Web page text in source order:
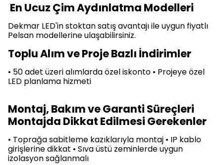
En Ucuz Çim Aydınlatma Modelleri
Dekmar LED'in stoktan satış avantajı ile uygun fiyatlı
Pelsan modellerine ulaşabilirsiniz.
Toplu Alım ve Proje Bazlı İndirimler
• 50 adet üzeri alımlarda özel iskonto • Projeye özel
LED planlama hizmeti
Montaj, Bakım ve Garanti Süreçleri
Montajda Dikkat Edilmesi Gerekenler
• Toprağa sabitleme kazıklarıyla montaj • IP kablo
girişlerine dikkat • Sıva üstü zeminlerde uygun
izolasyon sağlanmalı